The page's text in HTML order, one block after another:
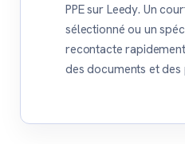
PPE sur Leedy. Un
sélectionné ou un
recontacte
des documents et des